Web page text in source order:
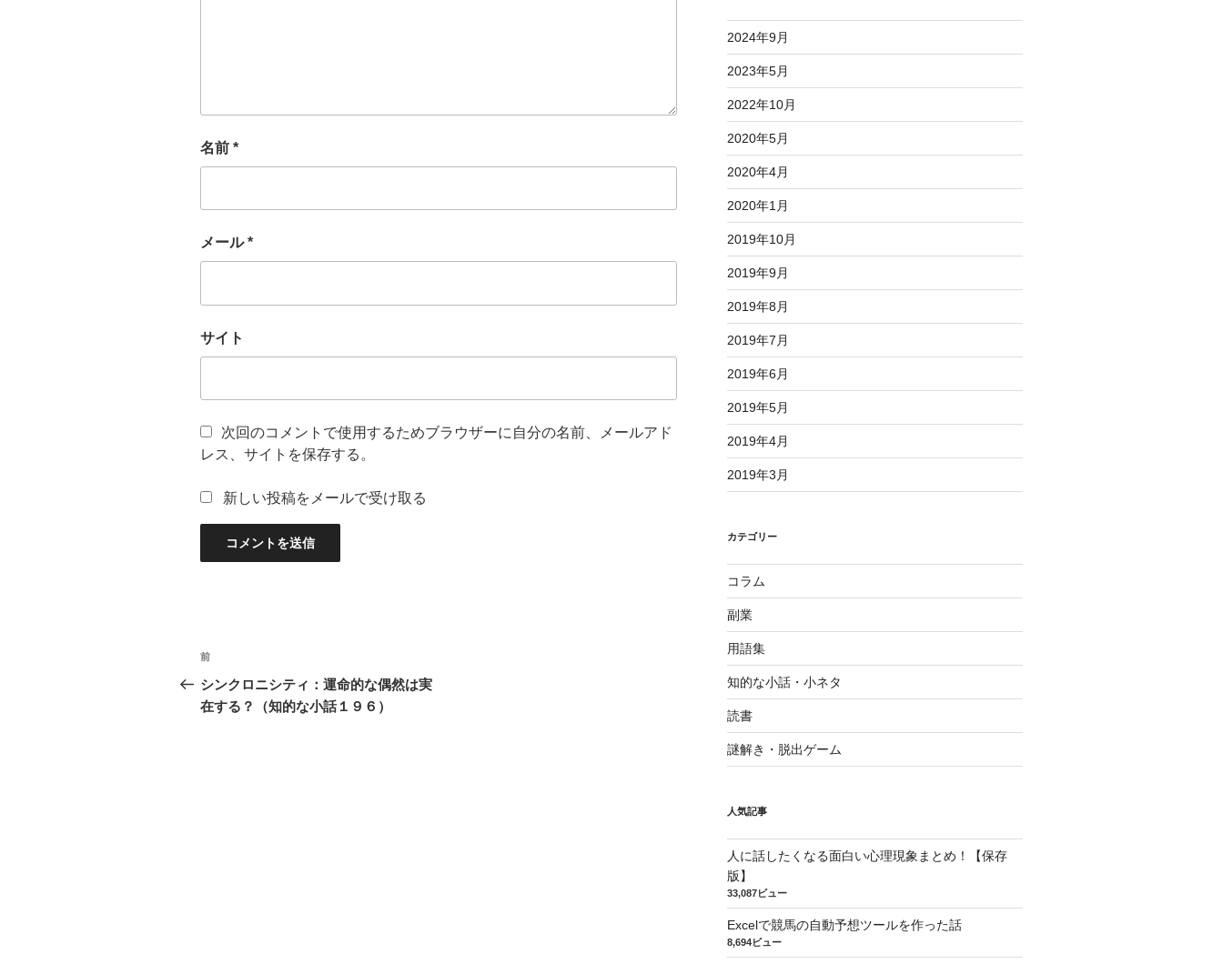
名前 *
メール*
サイト
次回のコメントで使用するためブラウザーに自分の名前、メールアド
レス、サイトを保存する。
新しい投稿をメールで受け取る
投
稿
ナ
過
去
の
前
シンクロニシティ：運命的な偶然は実
在する？（知的な小話１９６）
2024年9月
2023年5月
2022年10月
2020年5月
2020年4月
2020年1月
2019年10月
2019年9月
2019年8月
2019年7月
2019年6月
2019年5月
2019年4月
2019年3月
カテゴリー
コラム
副業
用語集
知的な小話・小ネタ
読書
謎解き・脱出ゲーム
人気記事
人に話したくなる面白い心理現象まとめ！【保存
版】
33,087ビュー
Excelで競馬の自動予想ツールを作った話
8,694ビュー